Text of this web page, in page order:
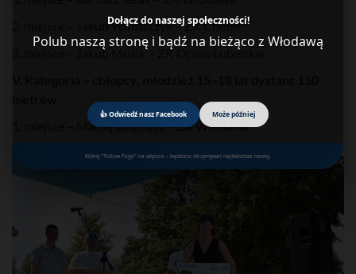
Dołącz do naszej społeczności!
Polub naszą stronę i bądź na bieżąco z Włodawą
👍 Odwiedź nasz Facebook Może później
Kliknij "Follow Page" na wtyczce – będziesz otrzymywać najświeższe newsy.
2. miejsce – Jakub Winiarczyk – ZK Chełm
3. miejsce – Jakub Musik – ZK Opole Lubelskie
1. miejsce – Maciej Gromysz – ZK Włodawa